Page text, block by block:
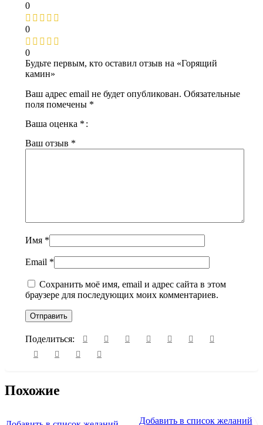
0
0
0
Будьте первым, кто оставил отзыв на «Горящий
камин»
Ваш адрес email не будет опубликован. Обязательные
поля помечены *
Ваша оценка *
Ваш отзыв *
Имя *
Email *
Сохранить моё имя, email и адрес сайта в этом
браузере для последующих моих комментариев.
Поделиться:
Похожие
Добавить в список желаний